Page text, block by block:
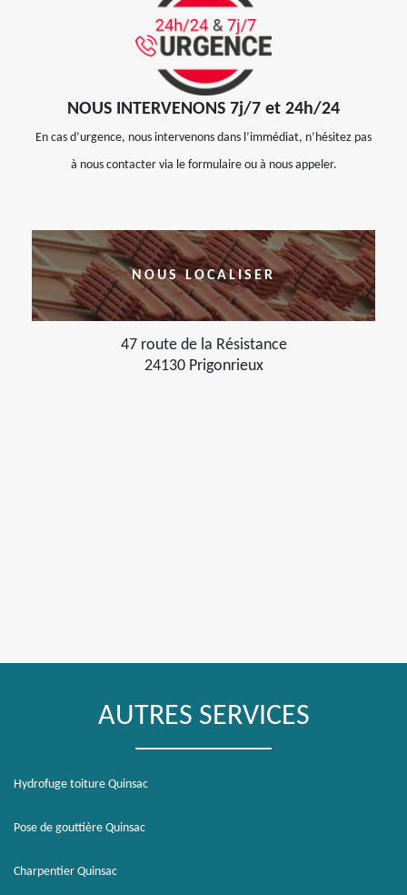
NOUS INTERVENONS 7j/7 et 24h/24
En cas d’urgence, nous intervenons dans l’immédiat, n’hésitez pas
à nous contacter via le formulaire ou à nous appeler.
NOUS LOCALISER
47 route de la Résistance
24130 Prigonrieux
AUTRES SERVICES
Hydrofuge toiture Quinsac
Pose de gouttière Quinsac
Charpentier Quinsac